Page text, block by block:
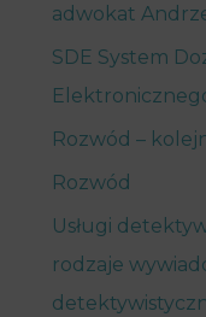
adwokat
SDE System
Rozwód –
Rozwód
Usługi
rodzaje